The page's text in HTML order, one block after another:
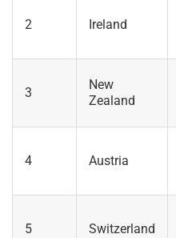
2 Ireland
3
New
Zealand
4 Austria
5 Switzerland